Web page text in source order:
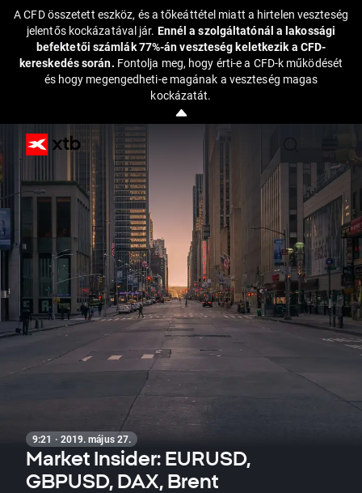
A CFD összetett eszköz, és a tőkeáttétel miatt a hirtelen veszteség
jelentős kockázatával jár. Ennél a szolgáltatónál a lakossági
befektetői számlák 77%-án veszteség keletkezik a CFD-
kereskedés során. Fontolja meg, hogy érti-e a CFD-k működését
és hogy megengedheti-e magának a veszteség magas
kockázatát.
9:21 · 2019. május 27.
Market Insider: EURUSD,
GBPUSD, DAX, Brent